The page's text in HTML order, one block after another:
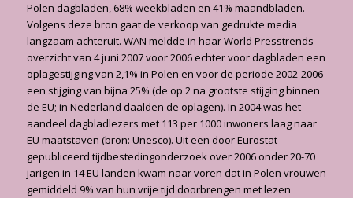
Polen dagbladen, 68% weekbladen en 41% maandbladen.
Volgens deze bron gaat de verkoop van gedrukte media
langzaam achteruit. WAN meldde in haar World Presstrends
overzicht van 4 juni 2007 voor 2006 echter voor dagbladen een
oplagestijging van 2,1% in Polen en voor de periode 2002-2006
een stijging van bijna 25% (de op 2 na grootste stijging binnen
de EU; in Nederland daalden de oplagen). In 2004 was het
aandeel dagbladlezers met 113 per 1000 inwoners laag naar
EU maatstaven (bron: Unesco). Uit een door Eurostat
gepubliceerd tijdbestedingonderzoek over 2006 onder 20-70
jarigen in 14 EU landen kwam naar voren dat in Polen vrouwen
gemiddeld 9% van hun vrije tijd doorbrengen met lezen